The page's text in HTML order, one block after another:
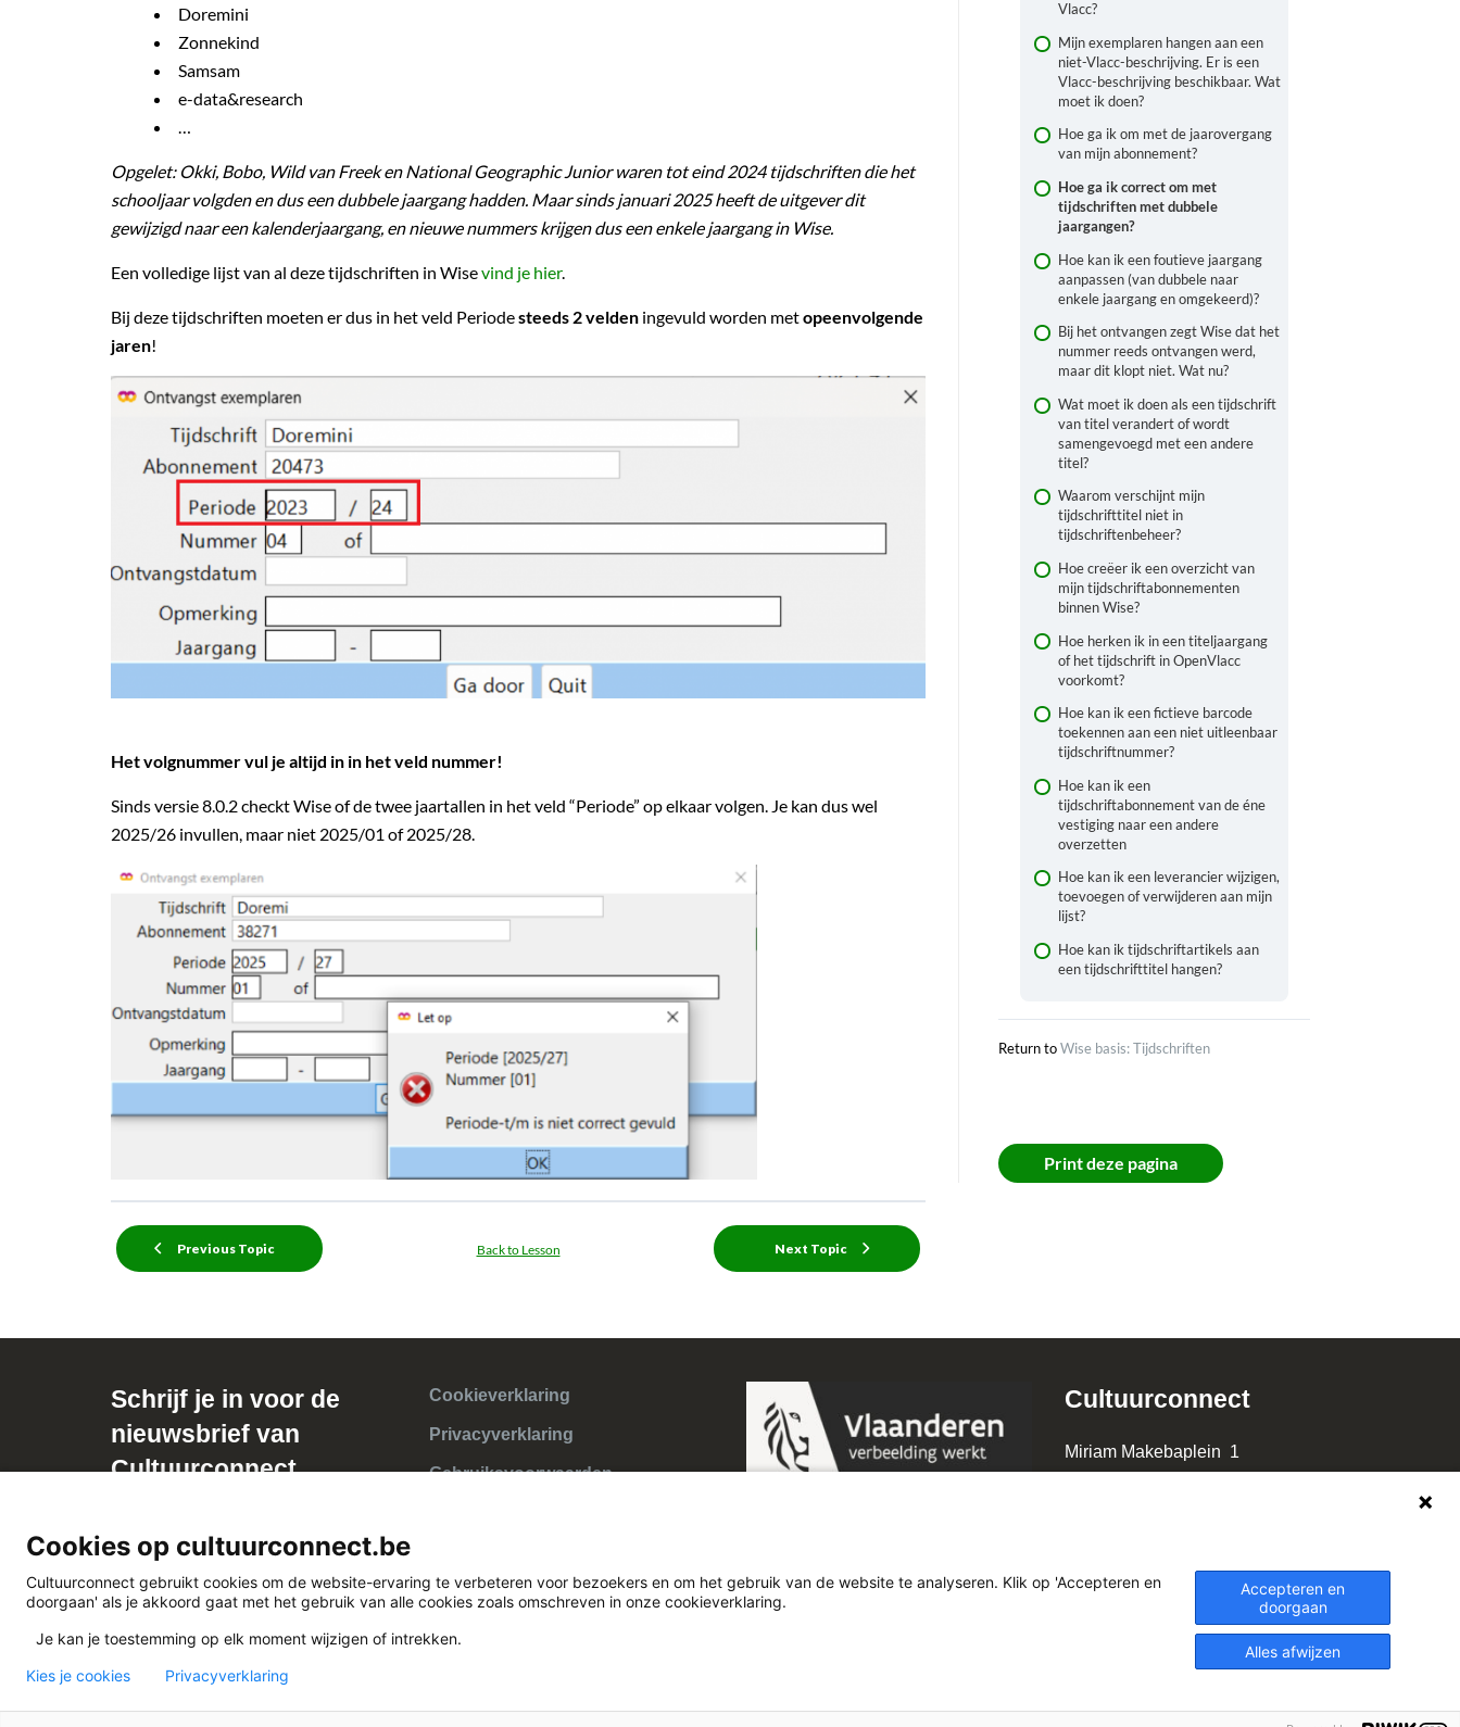
Doremini
Zonnekind
Samsam
e-data&research
…
Opgelet: Okki, Bobo, Wild van Freek en National Geographic Junior waren tot eind 2024 tijdschriften die het
schooljaar volgden en dus een dubbele jaargang hadden. Maar sinds januari 2025 heeft de uitgever dit
gewijzigd naar een kalenderjaargang, en nieuwe nummers krijgen dus een enkele jaargang in Wise.
Een volledige lijst van al deze tijdschriften in Wisevind je hier.
Bij deze tijdschriften moeten er dus in het veld Periodesteeds 2 velden ingevuld worden metopeenvolgende
jaren!
Het volgnummer vul je altijd in in het veld nummer!
Sinds versie 8.0.2 checkt Wise of de twee jaartallen in het veld “Periode” op elkaar volgen. Je kan dus wel
2025/26 invullen, maar niet 2025/01 of 2025/28.
Previous Topic Back to Lesson Next Topic
Vlacc?
Mijn exemplaren hangen aan een
niet-Vlacc-beschrijving. Er is een
Vlacc-beschrijving beschikbaar. Wat
moet ik doen?
Hoe ga ik om met de jaarovergang
van mijn abonnement?
Hoe ga ik correct om met
tijdschriften met dubbele
jaargangen?
Hoe kan ik een foutieve jaargang
aanpassen (van dubbele naar
enkele jaargang en omgekeerd)?
Bij het ontvangen zegt Wise dat het
nummer reeds ontvangen werd,
maar dit klopt niet. Wat nu?
Wat moet ik doen als een tijdschrift
van titel verandert of wordt
samengevoegd met een andere
titel?
Waarom verschijnt mijn
tijdschrifttitel niet in
tijdschriftenbeheer?
Hoe creëer ik een overzicht van
mijn tijdschriftabonnementen
binnen Wise?
Hoe herken ik in een titeljaargang
of het tijdschrift in OpenVlacc
voorkomt?
Hoe kan ik een fictieve barcode
toekennen aan een niet uitleenbaar
tijdschriftnummer?
Hoe kan ik een
tijdschriftabonnement van de éne
vestiging naar een andere
overzetten
Hoe kan ik een leverancier wijzigen,
toevoegen of verwijderen aan mijn
lijst?
Hoe kan ik tijdschriftartikels aan
een tijdschrifttitel hangen?
Return toWise basis: Tijdschriften
Print deze pagina
Schrijf je in voor de
nieuwsbrief van
Cultuurconnect
Cookieverklaring
Privacyverklaring
Gebruiksvoorwaarden
Cultuurconnect
Miriam Makebaplein 1
Theme:Illdy.© Cultuurconnect
Cookies op cultuurconnect.be
Cultuurconnect gebruikt cookies om de website-ervaring te verbeteren voor bezoekers en om het gebruik van de website te analyseren. Klik op 'Accepteren en
doorgaan' als je akkoord gaat met het gebruik van alle cookies zoals omschreven in onze cookieverklaring.
Je kan je toestemming op elk moment wijzigen of intrekken.
Accepteren en
doorgaan
Alles afwijzen
Kies je cookies
Privacyverklaring